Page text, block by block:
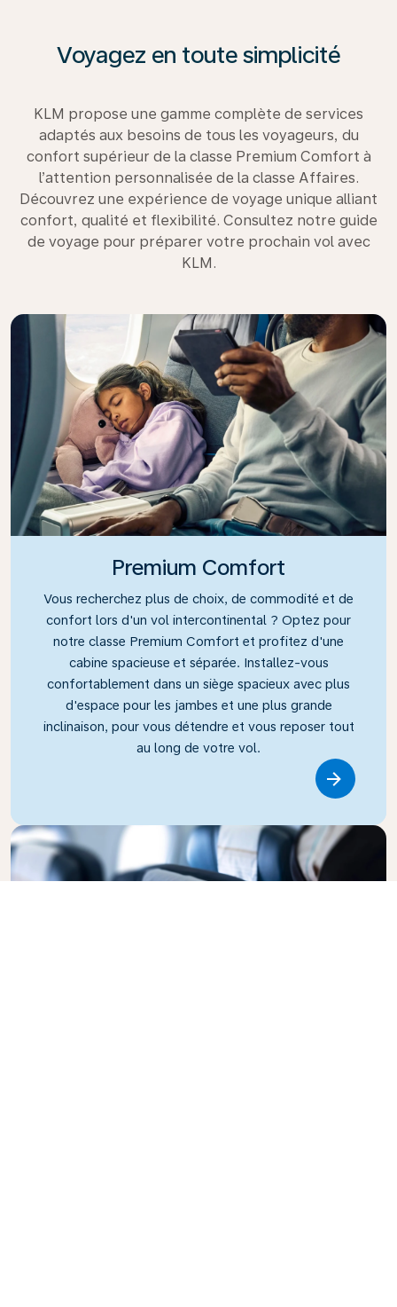
Voyagez en toute simplicité
KLM propose une gamme complète de services
adaptés aux besoins de tous les voyageurs, du
confort supérieur de la classe Premium Comfort à
l’attention personnalisée de la classe Affaires.
Découvrez une expérience de voyage unique alliant
confort, qualité et flexibilité. Consultez notre guide
de voyage pour préparer votre prochain vol avec
KLM.
Premium Comfort
Vous recherchez plus de choix, de commodité et de
confort lors d'un vol intercontinental ? Optez pour
notre classe Premium Comfort et profitez d'une
cabine spacieuse et séparée. Installez-vous
confortablement dans un siège spacieux avec plus
d'espace pour les jambes et une plus grande
inclinaison, pour vous détendre et vous reposer tout
au long de votre vol.